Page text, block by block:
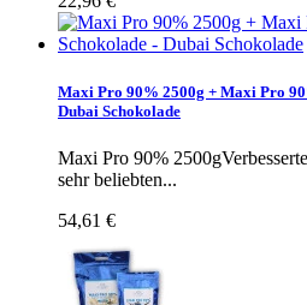
Maxi Pro 90% 2500g + Maxi Pro
Dubai Schokolade
Maxi Pro 90%
sehr beliebten...
54,61 €